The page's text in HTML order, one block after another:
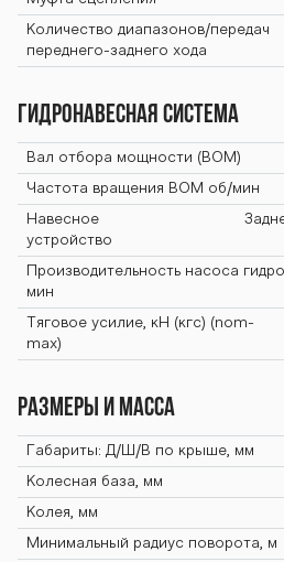
254К
BTZ-
254К
BTZ-
254К
Количество диапазонов/передач
переднего-заднего хода
Гидронавесная система
Вал отбора мощности (ВОМ)
Частота вращения ВОМ об/мин
Навесное
устройство
Производительность насоса
мин
Тяговое усилие, кН (кгс) (nom-
max)
Размеры и масса
Габариты: Д/Ш/В по крыше, мм
Колесная база, мм
Колея, мм
Минимальный радиус поворота, м